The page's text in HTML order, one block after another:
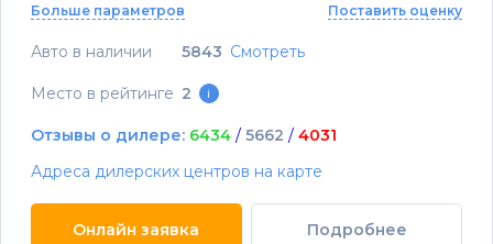
Больше параметров Поставить оценку
Авто в наличии 5843 Смотреть
Место в рейтинге 2 i
Отзывы о дилере: 6434 / 5662 / 4031
Адреса дилерских центров на карте
Онлайн заявка Подробнее